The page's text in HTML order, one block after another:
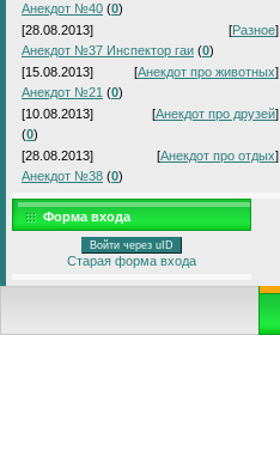
Анекдот №40 (0)
[28.08.2013]
[Разное]
Анекдот №37 Инспектор гаи (0)
[15.08.2013]
[Анекдот про животных]
Анекдот №21 (0)
[10.08.2013]
[Анекдот про друзей]
(0)
[28.08.2013]
[Анекдот про отдых]
Анекдот №38 (0)
Форма входа
Войти через uID
Старая форма входа